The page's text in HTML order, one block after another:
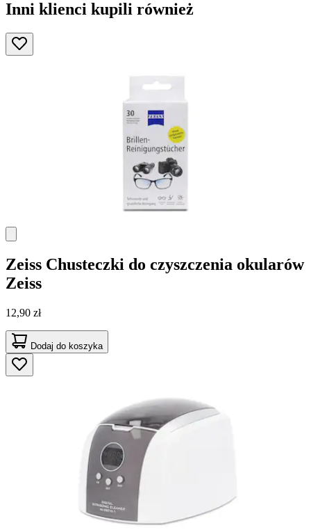
Inni klienci kupili również
Zeiss Chusteczki do czyszczenia okularów
Zeiss
12,90 zł
Dodaj do koszyka